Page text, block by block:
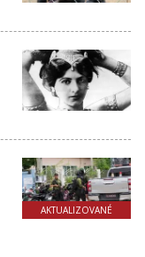
AKTUALIZOVANÉ